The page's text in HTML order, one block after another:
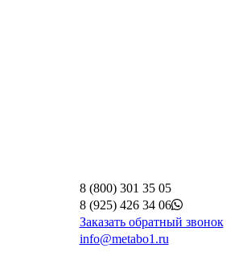
8 (800) 301 35 05
8 (925) 426 34 06
Заказать обратный звонок
info@metabo1.ru